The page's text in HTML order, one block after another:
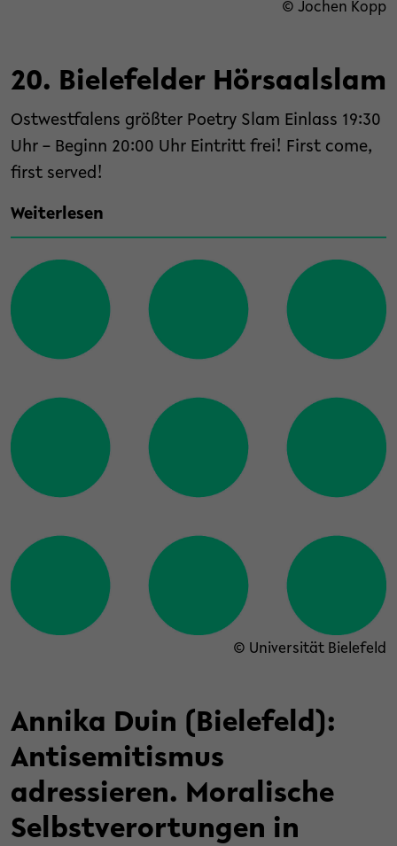
© Jochen Kopp
20. Bielefelder Hörsaalslam
Ostwestfalens größter Poetry Slam Einlass 19:30
Uhr – Beginn 20:00 Uhr Eintritt frei! First come,
first served!
Weiterlesen
© Universität Bielefeld
Annika Duin (Bielefeld):
Antisemitismus
adressieren. Moralische
Selbstverortungen in